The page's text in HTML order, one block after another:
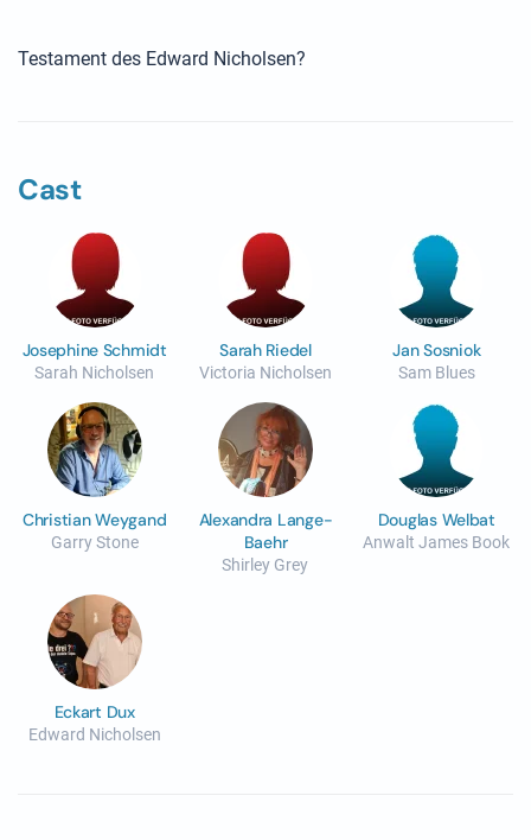
Testament des Edward Nicholsen?
Cast
Josephine Schmidt
Sarah Nicholsen
Sarah Riedel
Victoria Nicholsen
Jan Sosniok
Sam Blues
Christian Weygand
Garry Stone
Alexandra Lange-
Baehr
Shirley Grey
Douglas Welbat
Anwalt James Book
Eckart Dux
Edward Nicholsen